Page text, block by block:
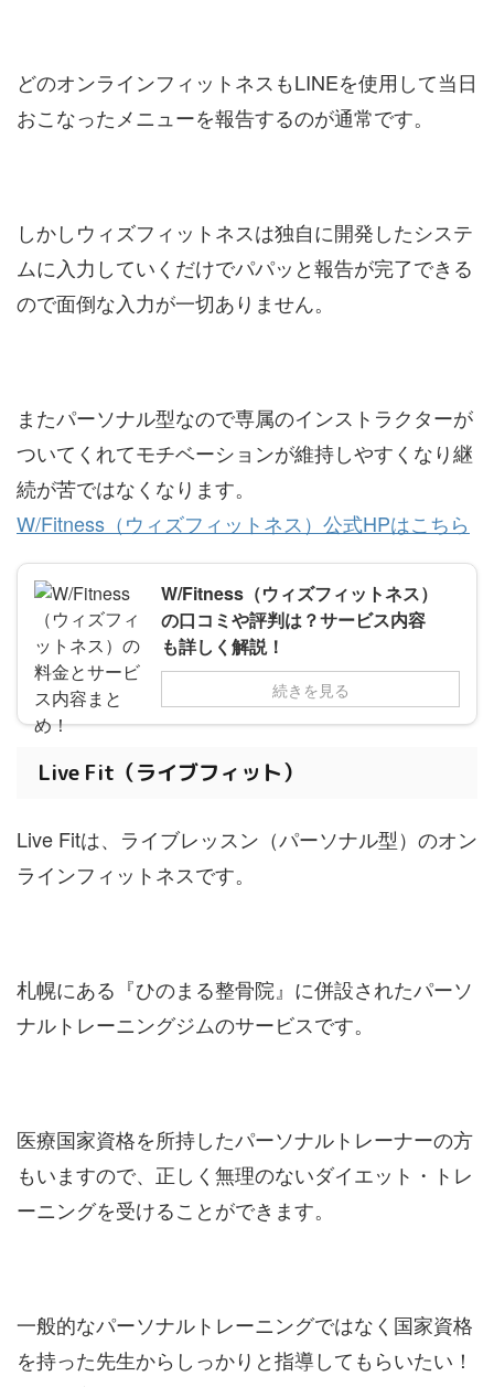
どのオンラインフィットネスもLINEを使用して当日
おこなったメニューを報告するのが通常です。
しかしウィズフィットネスは独自に開発したシステ
ムに入力していくだけでパパッと報告が完了できる
ので面倒な入力が一切ありません。
またパーソナル型なので専属のインストラクターが
ついてくれてモチベーションが維持しやすくなり継
続が苦ではなくなります。
W/Fitness（ウィズフィットネス）公式HPはこちら
W/Fitness（ウィズフィットネス）
の口コミや評判は？サービス内容
も詳しく解説！
続きを見る
Live Fit（ライブフィット）
Live Fitは、ライブレッスン（パーソナル型）のオン
ラインフィットネスです。
札幌にある『ひのまる整骨院』に併設されたパーソ
ナルトレーニングジムのサービスです。
医療国家資格を所持したパーソナルトレーナーの方
もいますので、正しく無理のないダイエット・トレ
ーニングを受けることができます。
一般的なパーソナルトレーニングではなく国家資格
を持った先生からしっかりと指導してもらいたい！